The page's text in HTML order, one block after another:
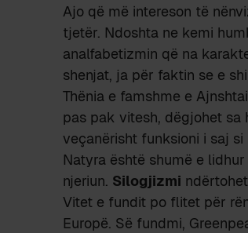
Ajo që më intereson të
tjetër. Ndoshta ne kemi
analfabetizmin që na
shenjat, ja për faktin se e
Thënia e famshme e
pas pak vitesh, dëgjohet sa
veçanërisht funksioni i saj
Natyra është shumë e
njeriun. Silogjizmi
Vitet e fundit po flitet për
Europë. Së fundmi,